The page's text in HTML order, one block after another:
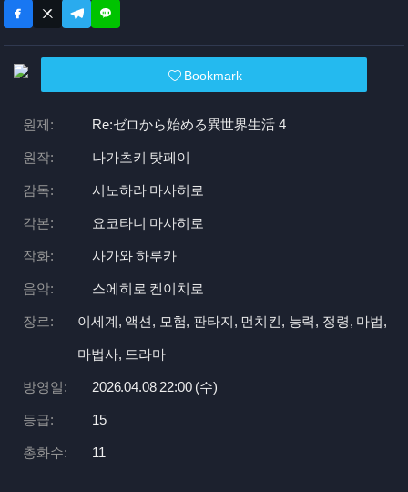
Bookmark
원제: Re:ゼロから始める異世界生活 4
원작: 나가츠키 탓페이
감독: 시노하라 마사히로
각본: 요코타니 마사히로
작화: 사가와 하루카
음악: 스에히로 켄이치로
장르: 이세계, 액션, 모험, 판타지, 먼치킨, 능력, 정령, 마법,
마법사, 드라마
방영일: 2026.04.08 22:00 (수)
등급: 15
총화수: 11